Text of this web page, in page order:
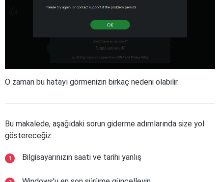
O zaman bu hatayı görmenizin birkaç nedeni olabilir.
Bu makalede, aşağıdaki sorun giderme adımlarında size yol
göstereceğiz:
Bilgisayarınızın saati ve tarihi yanlış